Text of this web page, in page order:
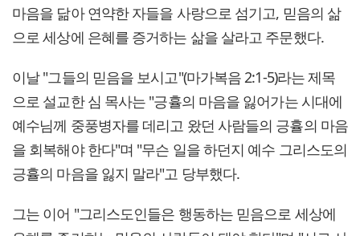
마음을 닮아 연약한 자들을 사랑으로 섬기고, 믿음의 삶
으로 세상에 은혜를 증거하는 삶을 살라고 주문했다.
이날 "그들의 믿음을 보시고"(마가복음 2:1-5)라는 제목
으로 설교한 심 목사는 "긍휼의 마음을 잃어가는 시대에
예수님께 중풍병자를 데리고 왔던 사람들의 긍휼의 마음
을 회복해야 한다"며 "무슨 일을 하던지 예수 그리스도의
긍휼의 마음을 잃지 말라"고 당부했다.
그는 이어 "그리스도인들은 행동하는 믿음으로 세상에